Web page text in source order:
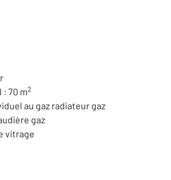
70 m2
au gaz radiateur gaz
gaz
vitrage